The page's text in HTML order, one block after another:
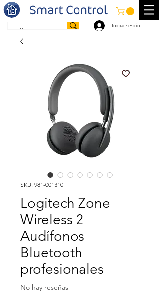
Iniciar sesión
SKU: 981-001310
Logitech Zone
Wireless 2
Audífonos
Bluetooth
profesionales
No hay reseñas